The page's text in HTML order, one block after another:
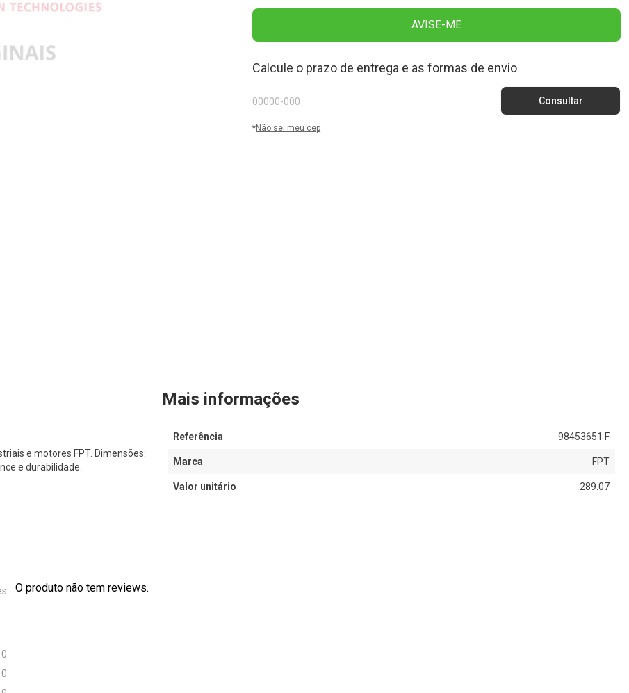
AVISE-ME
Calcule o prazo de entrega e as formas de envio
*Não sei meu cep
e motores FPT. Dimensões:
e durabilidade.
Mais informações
Referência 98453651 F
Marca FPT
Valor unitário 289.07
0
0
O produto não tem reviews.